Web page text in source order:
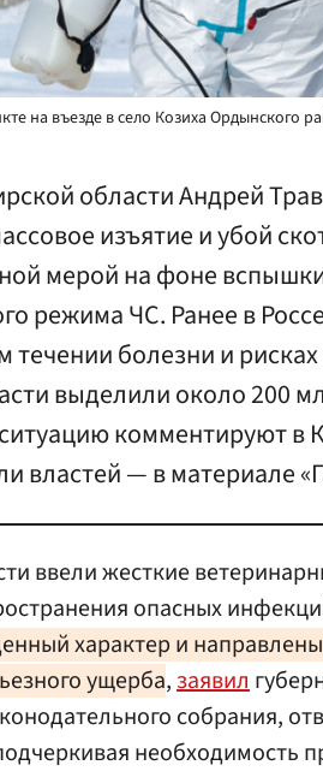
на въезде в село Козиха Ордынского
области Андрей
изъятие и убой
мерой на фоне
режима ЧС. Ранее в
течении болезни и рисках
выделили около 200
комментируют в
властей — в материале
ввели жесткие
опасных
характер и
ущерба,заявил
собрания,
необходимость